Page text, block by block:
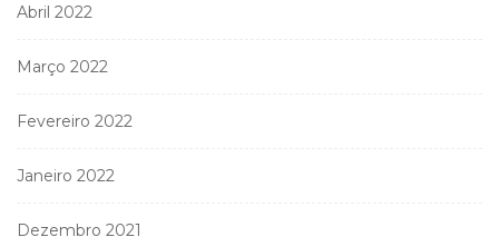
Abril 2022
Março 2022
Fevereiro 2022
Janeiro 2022
Dezembro 2021